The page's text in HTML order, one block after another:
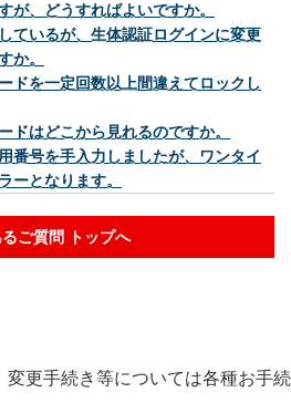
が、どうすればよいですか。
ているが、生体認証ログインに変更
か。
ドを一定回数以上間違えてロックし
ドはどこから見れるのですか。
番号を手入力しましたが、ワンタイ
ーとなります。
るご質問 トップへ